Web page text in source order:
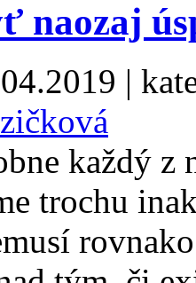
naozaj
|
každý
trochu